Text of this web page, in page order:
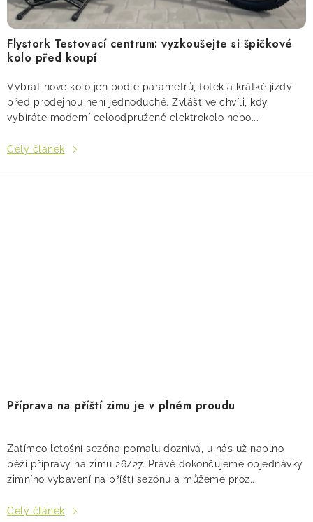
Flystork Testovací centrum: vyzkoušejte si špičkové
kolo před koupí
Vybrat nové kolo jen podle parametrů, fotek a krátké jízdy
před prodejnou není jednoduché. Zvlášť ve chvíli, kdy
vybíráte moderní celoodpružené elektrokolo nebo...
Celý článek
Příprava na příští zimu je v plném proudu
Zatímco letošní sezóna pomalu doznívá, u nás už naplno
běží přípravy na zimu 26/27. Právě dokončujeme objednávky
zimního vybavení na příští sezónu a můžeme proz...
Celý článek